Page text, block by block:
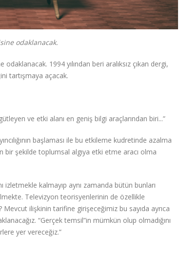
odaklanacak.
1994 yılından beri aralıksız çıkan dergi,
tartışmaya açacak.
ve etki alanı en geniş bilgi araçlarından biri...”
başlaması ile bu etkileme kudretinde azalma
şekilde toplumsal algıya etki etme aracı olma
kalmayıp aynı zamanda bütün bunları
Televizyon teorisyenlerinin de özellikle
ilişkinin tarifine girişeceğimiz bu sayıda ayrıca
“Gerçek temsil”in mümkün olup olmadığını
yer vereceğiz.”